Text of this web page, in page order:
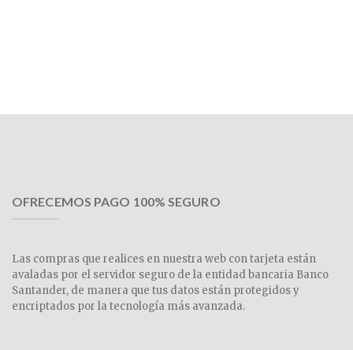
OFRECEMOS PAGO 100% SEGURO
Las compras que realices en nuestra web con tarjeta están
avaladas por el servidor seguro de la entidad bancaria Banco
Santander, de manera que tus datos están protegidos y
encriptados por la tecnología más avanzada.